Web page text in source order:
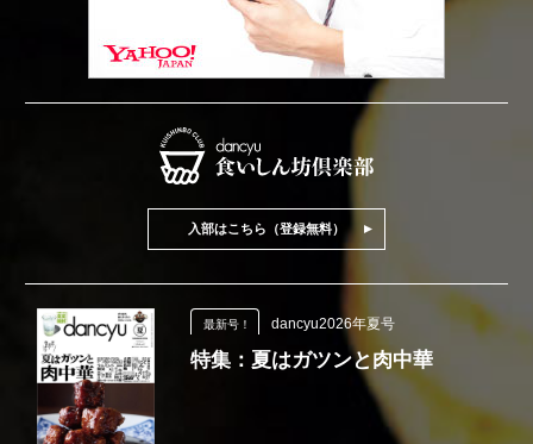
入部はこちら（登録無料）
最新号！ dancyu2026年夏号
特集：夏はガツンと肉中華